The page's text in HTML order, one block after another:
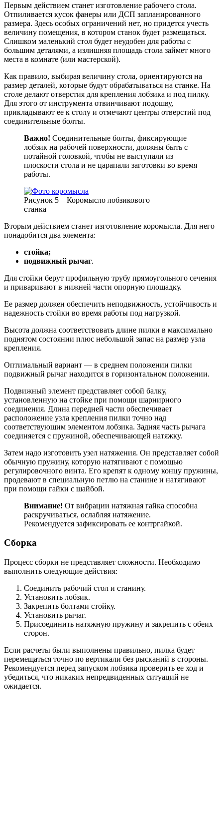
Первым действием станет изготовление рабочего стола.
Отпиливается кусок фанеры или ДСП запланированного
размера. Здесь особых ограничений нет, но придется учесть
величину помещения, в котором станок будет размещаться.
Слишком маленький стол будет неудобен для работы с
большим деталями, а излишняя площадь стола займет много
места в комнате (или мастерской).
Как правило, выбирая величину стола, ориентируются на
размер деталей, которые будут обрабатываться на станке. На
столе делают отверстия для крепления лобзика и под пилку.
Для этого от инструмента отвинчивают подошву,
прикладывают ее к столу и отмечают центры отверстий под
соединительные болты.
Важно! Соединительные болты, фиксирующие
лобзик на рабочей поверхности, должны быть с
потайной головкой, чтобы не выступали из
плоскости стола и не царапали заготовки во время
работы.
Рисунок 5 – Коромысло лобзикового
станка
Вторым действием станет изготовление коромысла. Для него
понадобится два элемента:
стойка;
подвижный рычаг.
Для стойки берут профильную трубу прямоугольного сечения
и приваривают в нижней части опорную площадку.
Ее размер должен обеспечить неподвижность, устойчивость и
надежность стойки во время работы под нагрузкой.
Высота должна соответствовать длине пилки в максимально
поднятом состоянии плюс небольшой запас на размер узла
крепления.
Оптимальный вариант — в среднем положении пилки
подвижный рычаг находится в горизонтальном положении.
Подвижный элемент представляет собой балку,
установленную на стойке при помощи шарнирного
соединения. Длина передней части обеспечивает
расположение узла крепления пилки точно над
соответствующим элементом лобзика. Задняя часть рычага
соединяется с пружиной, обеспечивающей натяжку.
Затем надо изготовить узел натяжения. Он представляет собой
обычную пружину, которую натягивают с помощью
регулировочного винта. Его крепят к одному концу пружины,
продевают в специальную петлю на станине и натягивают
при помощи гайки с шайбой.
Внимание! От вибрации натяжная гайка способна
раскручиваться, ослабляя натяжение.
Рекомендуется зафиксировать ее контргайкой.
Сборка
Процесс сборки не представляет сложности. Необходимо
выполнить следующие действия:
Соединить рабочий стол и станину.
Установить лобзик.
Закрепить болтами стойку.
Установить рычаг.
Присоединить натяжную пружину и закрепить с обеих
сторон.
Если расчеты были выполнены правильно, пилка будет
перемещаться точно по вертикали без рысканий в стороны.
Рекомендуется перед запуском лобзика проверить ее ход и
убедиться, что никаких непредвиденных ситуаций не
ожидается.